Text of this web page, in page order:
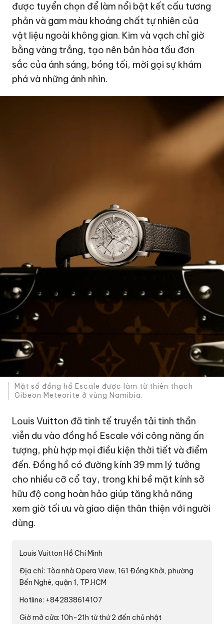
được tuyển chọn để làm nổi bật kết cấu tương
phản và gam màu khoáng chất tự nhiên của
vật liệu ngoài không gian. Kim và vạch chỉ giờ
bằng vàng trắng, tạo nên bản hòa tấu đơn
sắc của ánh sáng, bóng tối, mời gọi sự khám
phá và những ánh nhìn.
Mặt số đồng hồ Escale được làm từ thiên thạch
Gibeon Meteorite ở vùng Namibia.
Louis Vuitton đã tinh tế truyền tải tinh thần
viễn du vào đồng hồ Escale với công năng ấn
tượng, phù hợp mọi điều kiện thời tiết và điểm
đến. Đồng hồ có đường kính 39 mm lý tưởng
cho nhiều cỡ cổ tay, trong khi bề mặt kính sở
hữu độ cong hoàn hảo giúp tăng khả năng
xem giờ tối ưu và giao diện thân thiện với người
dùng.
Louis Vuitton Hồ Chí Minh
Địa chỉ: Tòa nhà Opera View, 161 Đồng Khởi, phường
Bến Nghé, quận 1, TP.HCM
Hotline: +842838614107
Giờ mở cửa: 10h-21h từ thứ 2 đến chủ nhật